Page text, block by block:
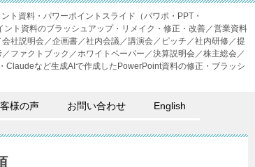
ト資料・パワーポイントスライド（パワポ・PPT・
ト資料のブラッシュアップ・リメイク・修正・改善／営業資料
社説明会／企画書／社内会議／講演会／ピッチ／社内研修／提
ファクトブック／ホワイトペーパー／決算説明会／株主総会／
など生成AIで作成したPowerPoint資料の修正・ブラッシ
様の声 お問い合わせ English